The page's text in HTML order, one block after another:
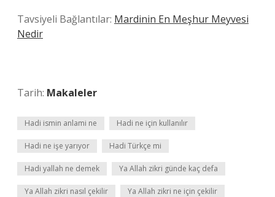
Tavsiyeli Bağlantılar: Mardinin En Meşhur Meyvesi
Nedir
Tarih: Makaleler
Hadi ismin anlami ne Hadi ne için kullanılır
Hadi ne işe yarıyor Hadi Türkçe mi
Hadi yallah ne demek Ya Allah zikri günde kaç defa
Ya Allah zikri nasıl çekilir Ya Allah zikri ne için çekilir